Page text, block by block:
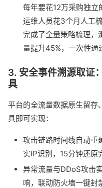
每年要花12万采购独
运维人员花3个月人工
完成了全量策略梳理，
量提升45%，一次性通
3. 安全事件溯源取证
具
平台的全流量数据原生留存
具即可实现：
攻击链路时间线自动重
实IP识别，15分钟还原
异常流量与DDoS攻击
响，联动防火墙一键封